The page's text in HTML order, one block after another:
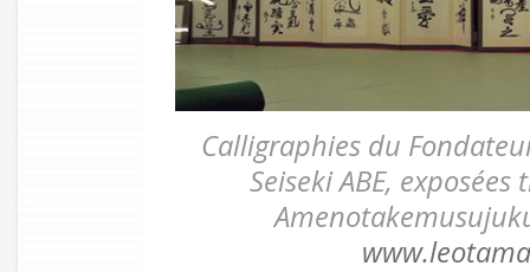
Calligraphies du
Seiseki ABE, exposées